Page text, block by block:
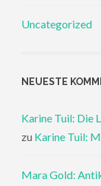
Uncategorized
NEUESTE
Karine Tuil: Die
zu Karine Tuil:
Mara Gold: